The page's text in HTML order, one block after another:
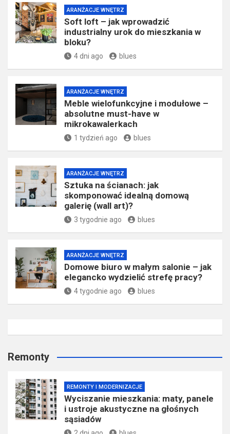
ARANŻACJE WNĘTRZ
Soft loft – jak wprowadzić
industrialny urok do mieszkania w
bloku?
4 dni ago blues
ARANŻACJE WNĘTRZ
Meble wielofunkcyjne i modułowe –
absolutne must-have w
mikrokawalerkach
1 tydzień ago blues
ARANŻACJE WNĘTRZ
Sztuka na ścianach: jak
skomponować idealną domową
galerię (wall art)?
3 tygodnie ago blues
ARANŻACJE WNĘTRZ
Domowe biuro w małym salonie – jak
elegancko wydzielić strefę pracy?
4 tygodnie ago blues
Remonty
REMONTY I MODERNIZACJE
Wyciszanie mieszkania: maty, panele
i ustroje akustyczne na głośnych
sąsiadów